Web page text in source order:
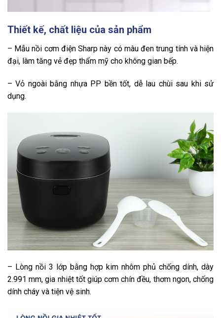
Thiết kế, chất liệu của sản phẩm
– Mẫu nồi cơm điện Sharp này có màu đen trung tính và hiện
đại, làm tăng vẻ đẹp thẩm mỹ cho không gian bếp.
– Vỏ ngoài bằng nhựa PP bền tốt, dễ lau chùi sau khi sử
dụng.
– Lòng nồi 3 lớp bằng hợp kim nhôm phủ chống dính, dày
2.991 mm, gia nhiệt tốt giúp cơm chín đều, thơm ngon, chống
dính cháy và tiện vệ sinh.